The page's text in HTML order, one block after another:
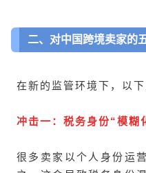
二、对中国跨境卖家的
在新的监管环境下，以
冲击一：税务身份“模糊
很多卖家以个人身份运